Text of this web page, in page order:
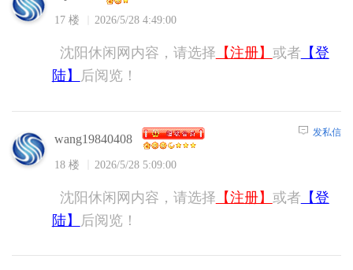
17 楼 2026/5/28 4:49:00
沈阳休闲网内容，请选择 【注册】 或者 【登
陆】
后阅览！
wang19840408
18 楼 2026/5/28 5:09:00
发私信
沈阳休闲网内容，请选择 【注册】 或者 【登
陆】
后阅览！